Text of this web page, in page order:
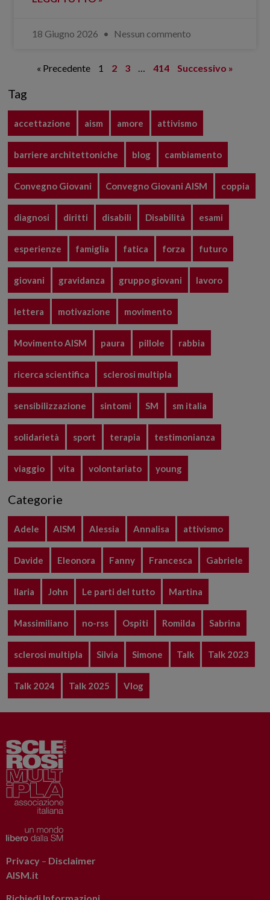
18 Giugno 2026 Nessun commento
« Precedente 1 2 3 … 414 Successivo »
Tag
accettazione aism amore attivismo
barriere architettoniche blog cambiamento
Convegno Giovani Convegno Giovani AISM coppia
diagnosi diritti disabili Disabilità esami
esperienze famiglia fatica forza futuro
giovani gravidanza gruppo giovani lavoro
lettera motivazione movimento
Movimento AISM paura pillole rabbia
ricerca scientifica sclerosi multipla
sensibilizzazione sintomi SM sm italia
solidarietà sport terapia testimonianza
viaggio vita volontariato young
Categorie
Adele AISM Alessia Annalisa attivismo
Davide Eleonora Fanny Francesca Gabriele
Ilaria John Le parti del tutto Martina
Massimiliano no-rss Ospiti Romilda Sabrina
sclerosi multipla Silvia Simone Talk Talk 2023
Talk 2024 Talk 2025 Vlog
Privacy – Disclaimer
AISM.it